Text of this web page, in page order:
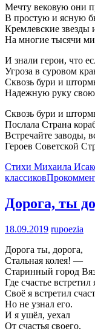
Мечту вековую они
В простую и ясную
Кремлевские звезды
На многие тысячи
И знали герои, что
Угроза в суровом
Сквозь бури и
Надежную руку
Сквозь бури и
Послала Страна
Встречайте заводы,
Героев Советской
Стихи Михаила
классиков
Дорога, ты
18.09.2019 rupoezia
Дорога ты, дорога,
Стальная колея! —
Старинный город
Где счастье
Своё я встретил
Но не узнал его.
И я ушёл, уехал
От счастья своего.